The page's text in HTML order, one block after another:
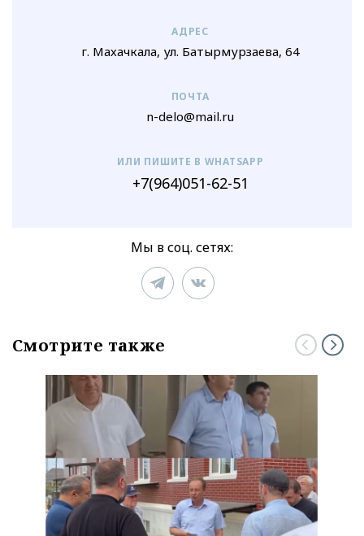
АДРЕС
г. Махачкала, ул. Батырмурзаева, 64
ПОЧТА
n-delo@mail.ru
ИЛИ ПИШИТЕ В WHATSAPP
+7(964)051-62-51
Мы в соц. сетях:
Смотрите также